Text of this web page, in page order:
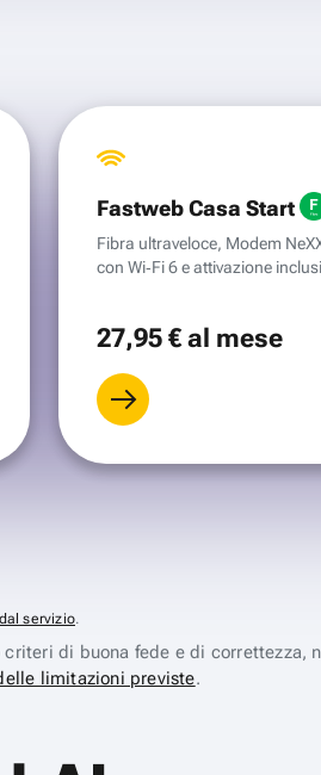
Fastweb Casa Start
Fibra ultraveloce, Modem
con Wi‑Fi 6 e attivazione
27,95 €al mese
servizio.
criteri di buona fede e di correttezza,
limitazioni previste.